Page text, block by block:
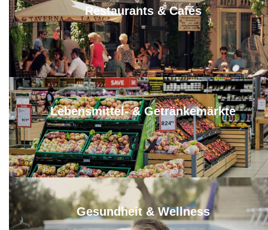
Restaurants & Cafés
8 x
Lebensmittel- & Getränkemärkte
8 x
Gesundheit & Wellness